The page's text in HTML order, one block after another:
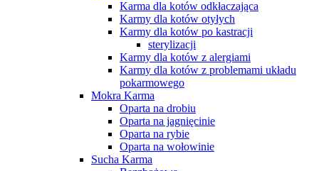
Karma dla kotów odkłaczająca
Karmy dla kotów otyłych
Karmy dla kotów po kastracji
sterylizacji
Karmy dla kotów z alergiami
Karmy dla kotów z problemami układu
pokarmowego
Mokra Karma
Oparta na drobiu
Oparta na jagnięcinie
Oparta na rybie
Oparta na wołowinie
Sucha Karma